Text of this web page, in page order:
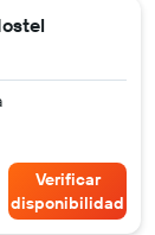
Verificar
disponibilidad